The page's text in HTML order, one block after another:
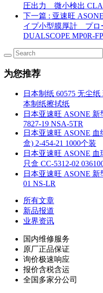
圧出力 微小検出
下一篇 : 亚速旺
イプ小型膜厚計 プロ
DUALSCOPE MP0R-
为您推荐
日本制纸 60575 无尘
本制纸擦拭纸
日本亚速旺 ASONE
7827-19 NSA-5TR
日本亚速旺 ASONE
盒) 2-454-21 1000个装
日本亚速旺 ASONE 血
只盒 CC-5312-02
日本亚速旺 ASONE 新
01 NS-LR
所有文章
新品报道
业界资讯
国内维修服务
原厂正品保证
询价极速响应
报价含税含运
全国多家分公司